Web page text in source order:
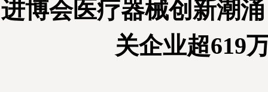
进博会医疗器械创新潮
关企业超619